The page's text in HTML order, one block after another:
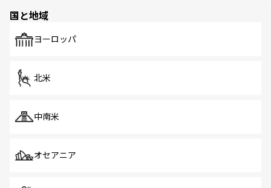
で、ホーカーズは地元の風情を楽しめる外せないスポット
国と地域
ヨーロッパ
北米
中南米
オセアニア